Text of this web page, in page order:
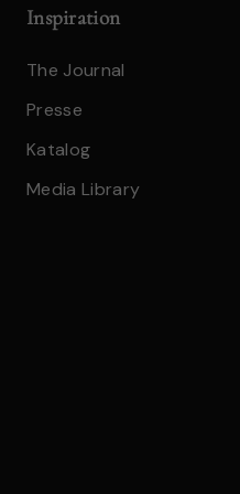
Inspiration
The Journal
Presse
Katalog
Media Library